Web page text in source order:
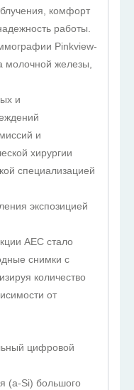
комфорт
работы.
Pinkview-
молочной железы,
и
и
хирургии
специализацией
экспозицией
AEC стало
снимки с
количество
от
цифровой
(a-Si) большого